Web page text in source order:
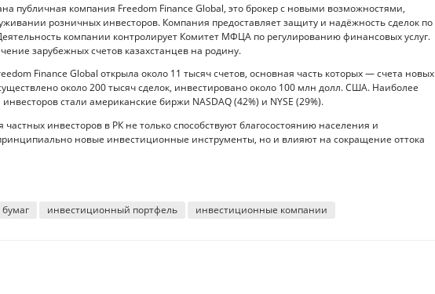
публичная компания Freedom Finance Global, это брокер с новыми возможностями,
розничных инвесторов. Компания предоставляет защиту и надёжность сделок по
компании контролирует Комитет МФЦА по регулированию финансовых услуг.
зарубежных счетов казахстанцев на родину.
Finance Global открыла около 11 тысяч счетов, основная часть которых — счета новых
около 200 тысяч сделок, инвестировано около 100 млн долл. США. Наиболее
стали американские биржи NASDAQ (42%) и NYSE (29%).
инвесторов в РК не только способствуют благосостоянию населения и
новые инвестиционные инструменты, но и влияют на сокращение оттока
инвестиционный портфель инвестиционные компании
стране увеличилось на 10%, число пострадавших в них — сразу на 13%
шоколада? "Сладкое производство " в серьезном минусе